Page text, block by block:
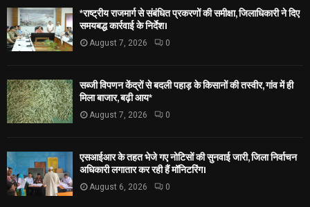
*राष्ट्रीय राजमार्ग से संबंधित प्रकरणों की समीक्षा, जिलाधिकारी ने दिए
समयबद्ध कार्रवाई के निर्देश।
August 7, 2026 0
सब्जी विपणन केंद्रों से बदली पहाड़ के किसानों की तस्वीर, गांव में ही
मिला बाजार, बढ़ी आय*
August 7, 2026 0
एसआईआर के तहत भेजे गए नोटिसों की सुनवाई जारी, जिला निर्वाचन
अधिकारी लगातार कर रही हैं मॉनिटरिंग।
August 6, 2026 0